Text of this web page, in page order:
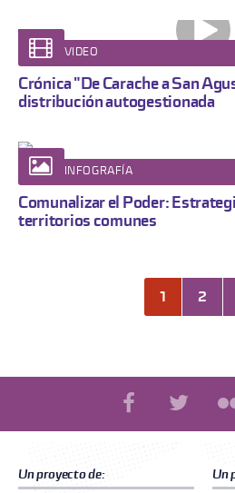
VIDEO
Crónica "De Carache a San
distribución autogestionada
INFOGRAFÍA
Comunalizar el Poder:
territorios comunes
1 2
Un proyecto de: Un